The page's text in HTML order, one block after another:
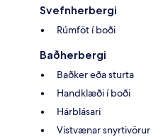
Svefnherbergi
Rúmföt í boði
Baðherbergi
Baðker eða sturta
Handklæði í boði
Hárblásari
Vistvænar snyrtivörur